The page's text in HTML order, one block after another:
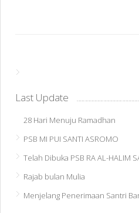
Last Update
28 Hari Menuju Ramadhan
PSB MI PUI SANTI ASROMO
Telah Dibuka PSB RA AL-HALIM
Rajab bulan Mulia
Menjelang Penerimaan Santri